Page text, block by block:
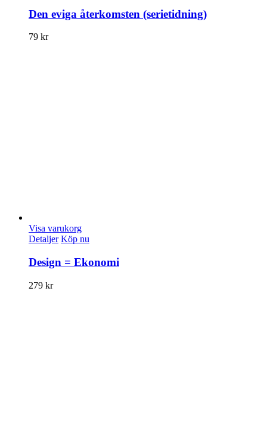
Den eviga återkomsten (serietidning)
79 kr
Visa varukorg
Detaljer Köp nu
Design = Ekonomi
279 kr